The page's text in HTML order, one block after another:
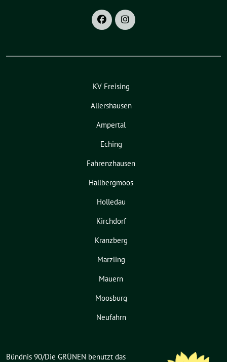
KV Freising
Allershausen
Ampertal
Eching
Fahrenzhausen
Hallbergmoos
Holledau
Kirchdorf
Kranzberg
Marzling
Mauern
Moosburg
Neufahrn
Bündnis 90/Die GRÜNEN benutzt das